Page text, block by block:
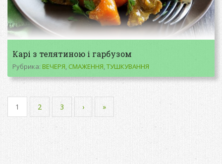
Карі з телятиною і гарбузом
Рубрика: ВЕЧЕРЯ, СМАЖЕННЯ,ТУШКУВАННЯ
1 2 3 › »